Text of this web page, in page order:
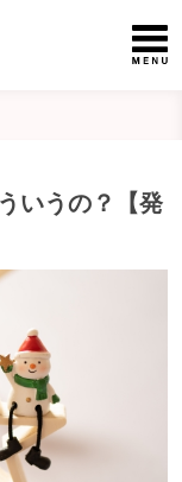
いうの？【発